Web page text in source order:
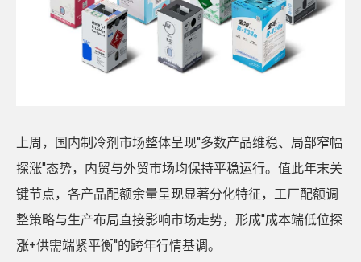
上周，国内制冷剂市场整体呈现"多数产品维稳、局部窄幅
探涨"态势，内贸与外贸市场均保持平稳运行。值此年末关
键节点，各产品配额余量呈现显著分化特征，工厂配额调
整策略与生产布局直接影响市场走势，形成"成本端低位探
涨+供需端紧平衡"的跨年行情基调。